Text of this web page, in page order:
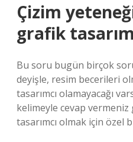
Çizim
grafik
Bu soru bugün birçok
deyişle, resim becerileri
tasarımcı olamayacağı
kelimeyle cevap
tasarımcı olmak için özel